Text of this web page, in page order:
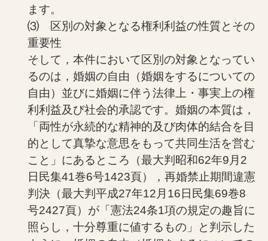
ます。
⑶ 区別の対象となる権利利益の性質とその
重要性
そして，本件において区別の対象となってい
るのは，婚姻の自由（婚姻をするについての
自由）並びに婚姻に伴う法律上・事実上の権
利利益及び社会的承認です。婚姻の本質は，
「両性が永続的な精神的及び肉体的結合を目
的として真摯な意思をもって共同生活を営む
こと」にあるところ（最大判昭和62年9月2
日民集41巻6号1423頁），再婚禁止期間違憲
判決（最大判平成27年12月16日民集69巻8
号2427頁）が「憲法24条1項の規定の趣旨に
照らし，十分尊重に値するもの」と判示した